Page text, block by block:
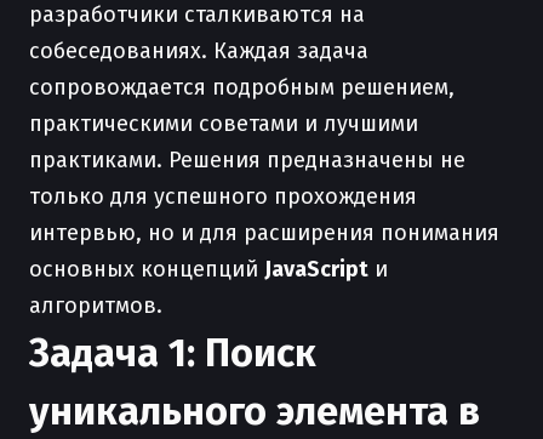
разработчики сталкиваются на
собеседованиях. Каждая задача
сопровождается подробным решением,
практическими советами и лучшими
практиками. Решения предназначены не
только для успешного прохождения
интервью, но и для расширения понимания
основных концепций JavaScript и
алгоритмов.
Задача 1: Поиск
уникального элемента в